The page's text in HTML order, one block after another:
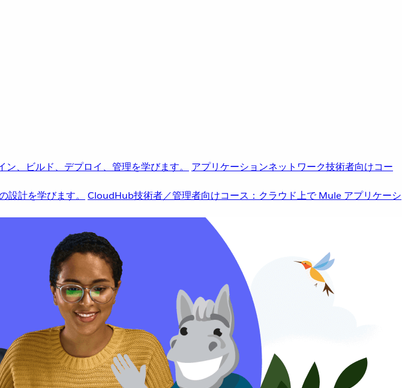
、ビルド、デプロイ、管理を学びます。 アプリケーションネットワーク技術者向けコー
計を学びます。 CloudHub技術者／管理者向けコース：クラウド上で Mule アプリケーシ